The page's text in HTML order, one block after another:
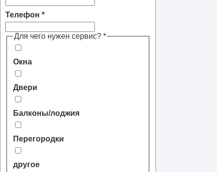
Телефон *
Для чего нужен сервис? *
Окна
Двери
Балконы/лоджия
Перегородки
другое